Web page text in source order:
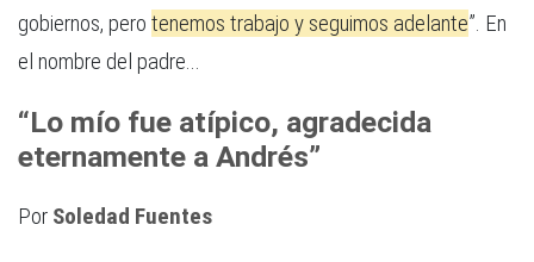
gobiernos, pero tenemos trabajo y seguimos adelante”. En
el nombre del padre...
“Lo mío fue atípico, agradecida
eternamente a Andrés”
Por Soledad Fuentes